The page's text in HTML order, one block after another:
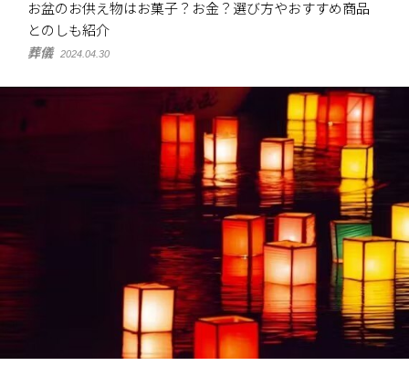
お盆のお供え物はお菓子？お金？選び方やおすすめ商品
とのしも紹介
葬儀 2024.04.30